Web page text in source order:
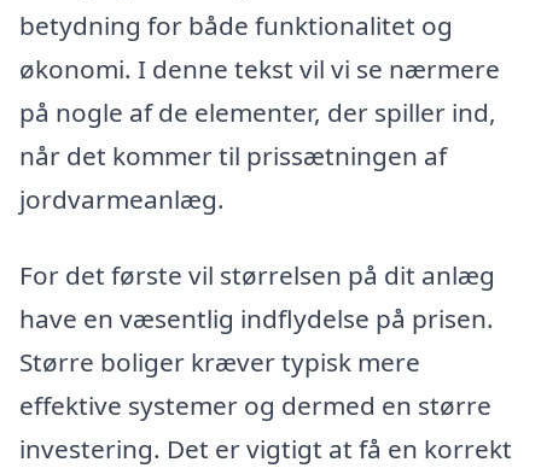
betydning for både funktionalitet og
økonomi. I denne tekst vil vi se nærmere
på nogle af de elementer, der spiller ind,
når det kommer til prissætningen af
jordvarmeanlæg.
For det første vil størrelsen på dit anlæg
have en væsentlig indflydelse på prisen.
Større boliger kræver typisk mere
effektive systemer og dermed en større
investering. Det er vigtigt at få en korrekt